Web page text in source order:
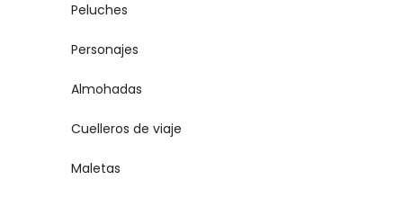
Peluches
Personajes
Almohadas
Cuelleros de viaje
Maletas